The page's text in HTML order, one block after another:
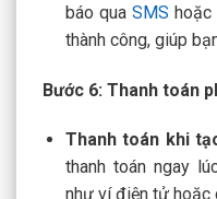
báo qua SMS hoặc
thành công, giúp
Bước 6: Thanh toán
Thanh toán khi
thanh toán ngay
như ví điện tử hoặc